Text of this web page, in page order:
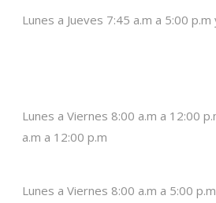
Lunes a Jueves 7:45 a.m a 5:00
Lunes a Viernes 8:00 a.m a 12:00
a.m a 12:00 p.m
Lunes a Viernes 8:00 a.m a 5:00 p.m